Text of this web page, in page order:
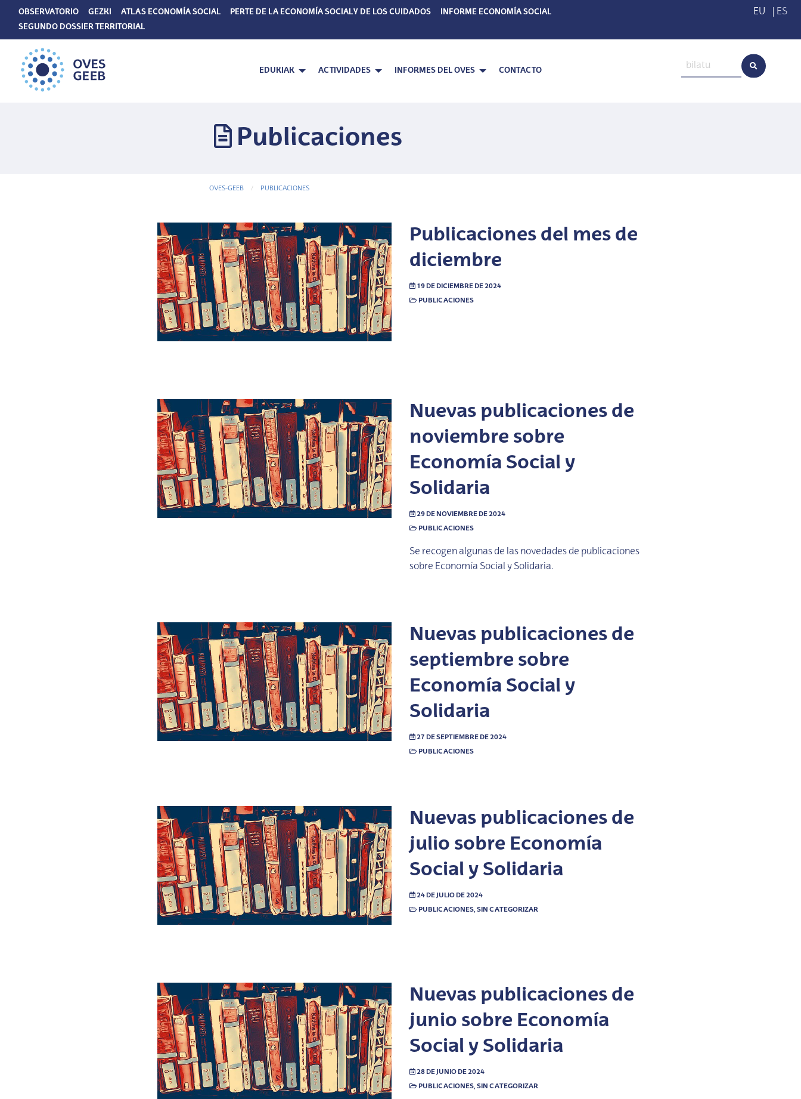
EU ES
OBSERVATORIO GEZKI ATLAS ECONOMÍA SOCIAL PERTE DE LA ECONOMÍA SOCIAL Y DE LOS CUIDADOS
INFORME ECONOMÍA SOCIAL
SEGUNDO DOSSIER TERRITORIAL
EDUKIAK ACTIVIDADES INFORMES DEL OVES CONTACTO
Publicaciones
OVES-GEEB PUBLICACIONES
Publicaciones del mes de
diciembre
19 DE DICIEMBRE DE 2024
PUBLICACIONES
Nuevas publicaciones de
noviembre sobre
Economía Social y
Solidaria
29 DE NOVIEMBRE DE 2024
PUBLICACIONES
Se recogen algunas de las novedades de publicaciones
sobre Economía Social y Solidaria.
Nuevas publicaciones de
septiembre sobre
Economía Social y
Solidaria
27 DE SEPTIEMBRE DE 2024
PUBLICACIONES
Nuevas publicaciones de
julio sobre Economía
Social y Solidaria
24 DE JULIO DE 2024
PUBLICACIONES,SIN CATEGORIZAR
Nuevas publicaciones de
junio sobre Economía
Social y Solidaria
28 DE JUNIO DE 2024
PUBLICACIONES,SIN CATEGORIZAR